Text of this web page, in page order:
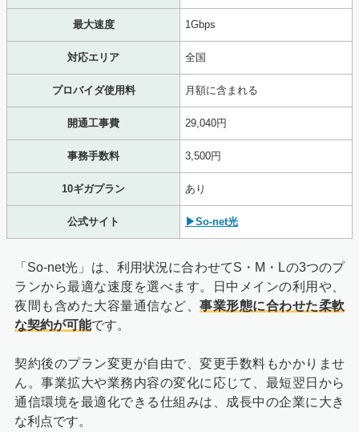
最大速度 1Gbps
対応エリア 全国
プロバイダ使用料 月額に含まれる
開通工事費 29,040円
事務手数料 3,500円
10ギガプラン あり
公式サイト ▶So-net光
「So-net光」は、利用状況に合わせてS・M・Lの3つのプ
ランから最適な速度を選べます。日中メインの利用や、
夜間も含めた大容量通信など、 事業形態に合わせた柔軟
な契約が可能です。
契約後のプラン変更が自由で、変更手数料もかかりませ
ん。事業拡大や業務内容の変化に応じて、最短翌日から
通信環境を最適化できる仕組みは、成長中の企業に大き
な利点です。